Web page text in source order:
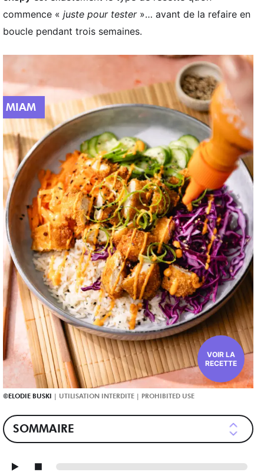
VOIR LA
RECETTE
ELODIE BUSKI
commence « juste pour tester»… avant de la refaire en
boucle pendant trois semaines.
SOMMAIRE